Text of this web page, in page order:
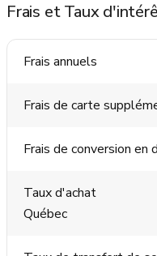
Frais et Taux
Frais annuels
Frais de carte
Frais de conversion en
Taux d'achat
Québec